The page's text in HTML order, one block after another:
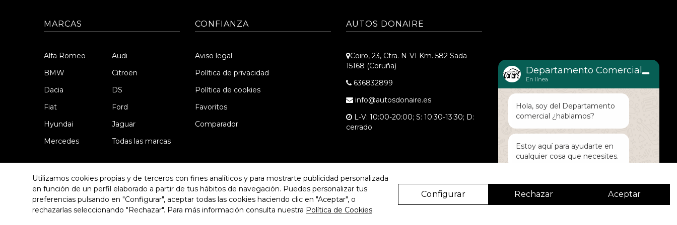
Departamento Comercial
En línea
Hola, soy del Departamento
comercial ¿hablamos?
Estoy aquí para ayudarte en
cualquier cosa que necesites.
MARCAS
Alfa Romeo
Audi
BMW
Citroën
Dacia
DS
Fiat
Ford
Hyundai
Jaguar
Mercedes
Todas las marcas
CONFIANZA
Aviso legal
Política de privacidad
Política de cookies
Favoritos
Comparador
AUTOS DONAIRE
Coiro, 23, Ctra. N-VI Km. 582 Sada
15168 (Coruña)
636832899
info@autosdonaire.es
L-V: 10:00-20:00; S: 10:30-13:30; D:
cerrado
Autos DonaireHA CONFIADO EN NOSOTROS SU PRESENCIA DIGITAL.VISITA INVENTARIO.PROY CONOCE NUESTRA SOLUCIÓN GLOBAL
Utilizamos cookies propias y de terceros con fines analíticos y para mostrarte publicidad personalizada
en función de un perfil elaborado a partir de tus hábitos de navegación. Puedes personalizar tus
preferencias pulsando en "Configurar", aceptar todas las cookies haciendo clic en "Aceptar", o
rechazarlas seleccionando "Rechazar". Para más información consulta nuestra Política de Cookies.
Configurar Rechazar Aceptar